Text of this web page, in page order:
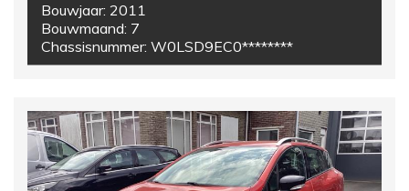
Bouwjaar: 2011
Bouwmaand: 7
Chassisnummer: W0LSD9EC0********